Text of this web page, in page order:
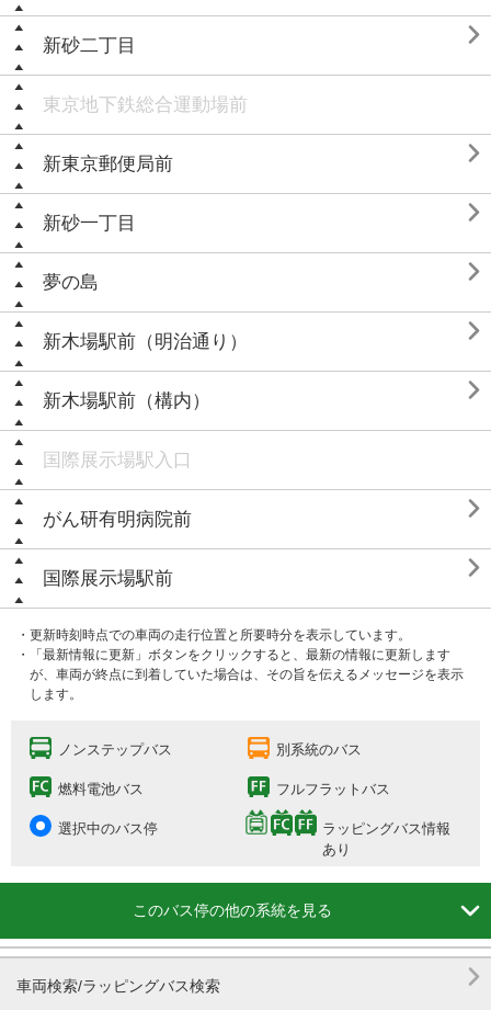
新砂二丁目 
東京地下鉄総合運動場前
新東京郵便局前 
新砂一丁目 
夢の島 
新木場駅前（明治通り） 
新木場駅前（構内） 
国際展示場駅入口
がん研有明病院前 
国際展示場駅前 
・更新時刻時点での車両の走行位置と所要時分を表示しています。
・「最新情報に更新」ボタンをクリックすると、最新の情報に更新します
が、車両が終点に到着していた場合は、その旨を伝えるメッセージを表示
します。
ノンステップバス 別系統のバス
燃料電池バス フルフラットバス
選択中のバス停
ラッピングバス情報
あり
このバス停の他の系統を見る 
車両検索/ラッピングバス検索 